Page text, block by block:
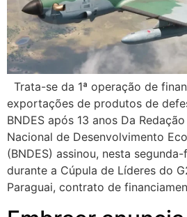
Trata-se da 1ª operação de
exportações de produtos de
BNDES após 13 anos Da
Nacional de Desenvolvimento
(BNDES) assinou, nesta
durante a Cúpula de Líderes do
Paraguai, contrato de